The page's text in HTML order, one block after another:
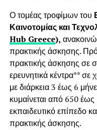
Ο τομέας τροφίμων του
Καινοτομίας και
Hub Greece),
πρακτικής άσκησης.
πρακτικής άσκησης σε
ερευνητικά κέντρα**
με διάρκεια 3 έως 6
κυμαίνεται από 650
εκπαιδευτικό επίπεδο
πρακτικής άσκησης.